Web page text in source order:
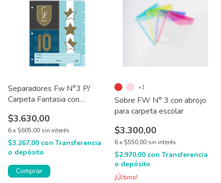
Separadores Fw N°3 P/
Carpeta Fantasia con
$3.630,00
6x $605,00 sin interés
$3.267,00 con Transferencia
o depósito
Comprar
Sobre FW N° 3 con abrojo
para carpeta escolar
$3.300,00
6x $550,00 sin interés
$2.970,00 con Transferencia
o depósito
¡Último!
+1